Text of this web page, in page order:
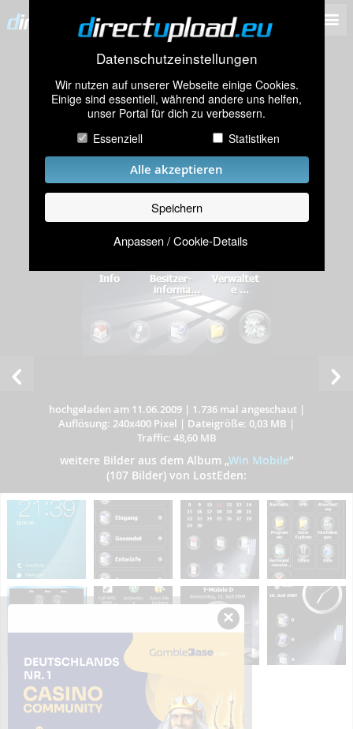
Datenschutzeinstellungen
Wir nutzen auf unserer Webseite einige Cookies.
Einige sind essentiell, während andere uns helfen,
unser Portal für dich zu verbessern.
Essenziell
Statistiken
Alle akzeptieren
Speichern
Anpassen / Cookie-Details
hochgeladen am 11.06.2009| 1.736 mal angeschaut|
Auflösung: 240x400 Pixel | Dateigröße: 0,03 MB |
Traffic: 48,60 MB
weitere Bilder aus dem Album „Win Mobile”
(107 Bilder) von LostEden:
×